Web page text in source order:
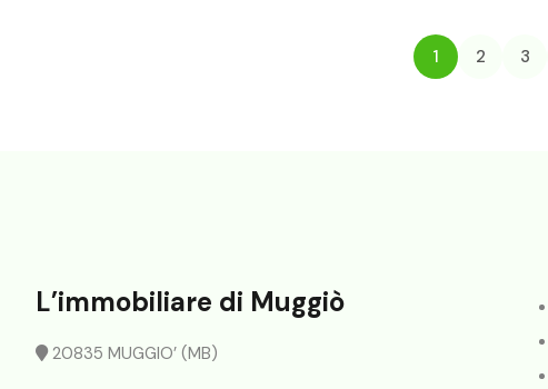
1 2 3
L’immobiliare di Muggiò
20835 MUGGIO’ (MB)